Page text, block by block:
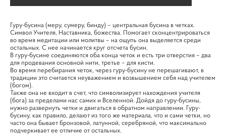
Гуру-бусина (меру, сумеру, бинду) – центральная бусина в четках.
Символ Учителя, Наставника, божества. Помогает сконцентрироваться
во время медитации или молитвы – на ощупь она выделяется среди
остальных. С нее начинается круг отсчета бусин.
В гуру-бусине соединяются оба конца четок и есть три отверстия – два
для продевания основной нити, третье – для кисти.
Во время перебирания четок, через гуру-бусину не перешагивают, в
традиции это считается неуважением и возвышением себя над учителем
(богом).
Также она не входит в счет, что символизирует нахождения учителя
(бога) за пределами нас самих и Вселенной. Дойдя до гуру-бусины,
нужно развернуть четки и двигаться в обратном направлении. Гуру-
бусину, как правило, делают из того же материала, что и сами четки, но
часто она бывает бронзовой, латунной, серебряной, что максимально
подчеркивает ее отличие от остальных.